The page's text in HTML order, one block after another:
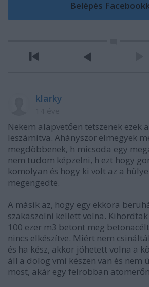
klarky
Nekem alapvetően tetszenek ezek
leszámítva. Ahányszor elmegyek
megdöbbenek, h micsoda egy
nem tudom képzelni, h ezt hogy
komolyan és hogy ki volt az a
megengedte.
A másik az, hogy egy ekkora
szakaszolni kellett volna.
100 ezer m3 betont meg
nincs elkészítve. Miért nem
és ha kész, akkor jöhetett volna a
áll a dolog vmi készen van és nem
most, akár egy felrobban